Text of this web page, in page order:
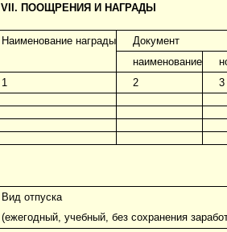
VII. ПООЩРЕНИЯ И НАГРАДЫ
Наименование награды
Документ
наименование
1
2 3
Вид отпуска
(ежегодный, учебный, без сохранения